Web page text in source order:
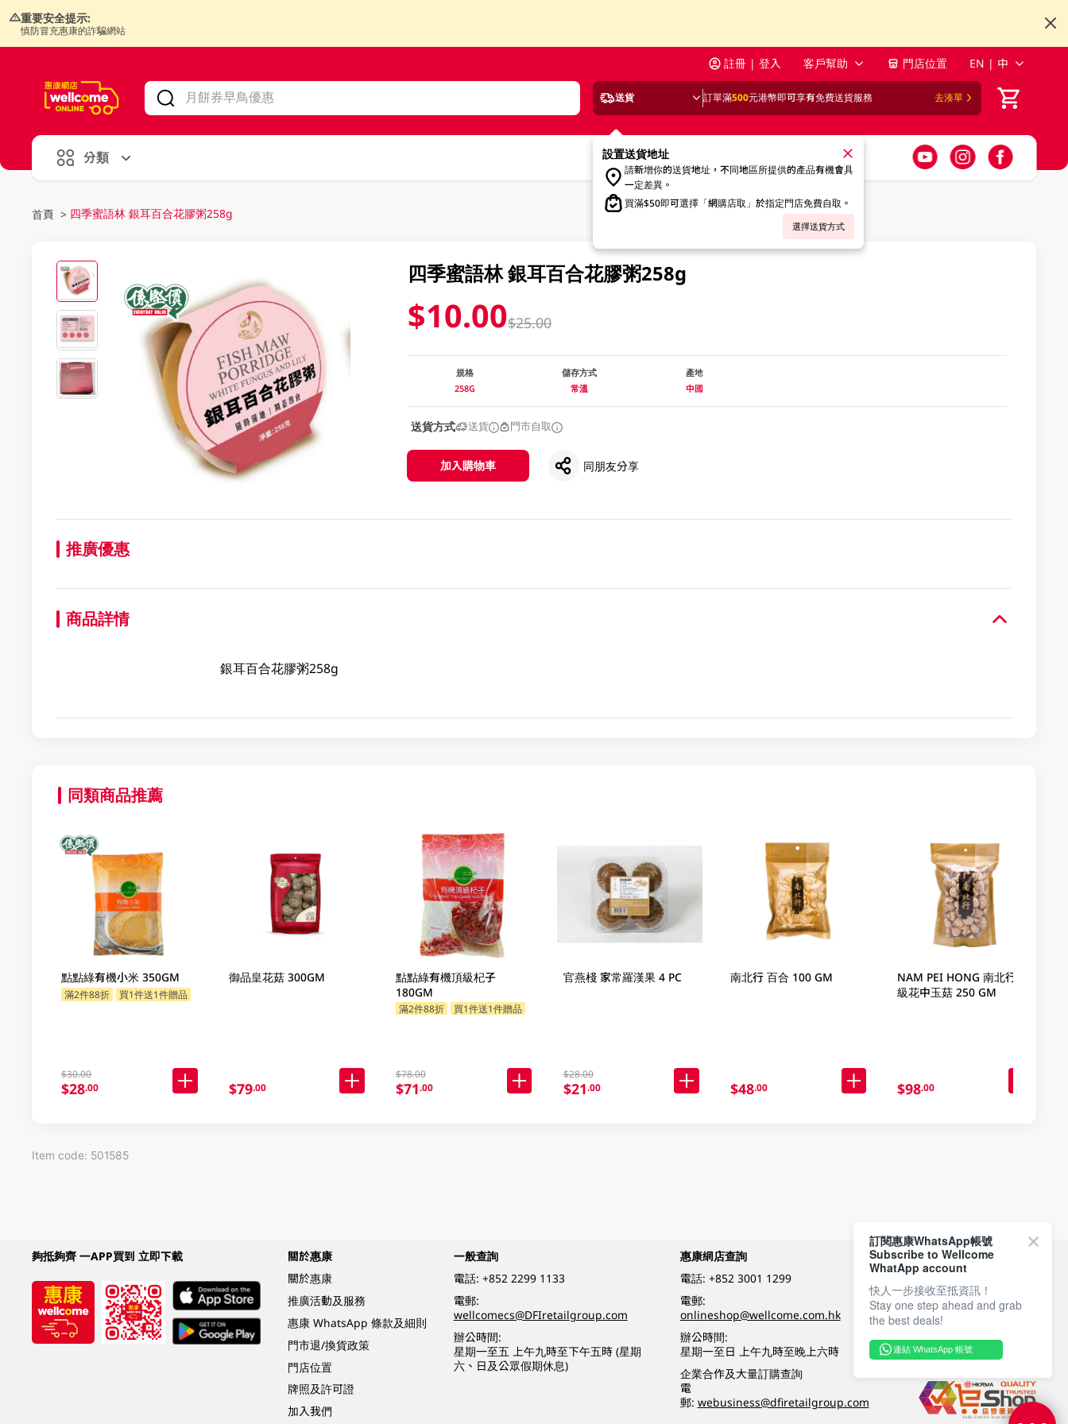
重要安全提示:
慎防冒充惠康的詐騙網站
註冊 | 登入 客戶幫助 門店位置 EN | 中
送貨 訂單滿500元港幣即可享有免費送貨服務 去湊單
設置送貨地址
請新增你的送貨地址，不同地區所提供的產品有機會具
一定差異。
買滿$50即可選擇「網購店取」於指定門店免費自取。
選擇送貨方式
分類
首頁 > 四季蜜語林 銀耳百合花膠粥258g
四季蜜語林 銀耳百合花膠粥258g
$10.00$25.00
規格
258G
儲存方式
常溫
產地
中國
送貨方式 送貨 門市自取
加入購物車 同朋友分享
推廣優惠
商品詳情
銀耳百合花膠粥258g
同類商品推薦
點點綠有機小米 350GM
滿2件88折 買1件送1件贈品
$30.00
$28.00
御品皇花菇 300GM
$79.00
點點綠有機頂級杞子
180GM
滿2件88折 買1件送1件贈品
$78.00
$71.00
官燕棧 家常羅漢果 4 PC
$28.00
$21.00
南北行 百合 100 GM
$48.00
NAM PEI HONG 南北行 一
級花中玉菇 250 GM
$98.00
Item code: 501585
夠抵夠齊 一APP買到 立即下載
關於惠康
關於惠康
推廣活動及服務
惠康 WhatsApp 條款及細則
門市退/換貨政策
門店位置
牌照及許可證
加入我們
一般查詢
電話: +852 2299 1133
電郵:
wellcomecs@DFIretailgroup.com
辦公時間:
星期一至五 上午九時至下午五時 (星期
六、日及公眾假期休息)
惠康網店查詢
電話: +852 3001 1299
電郵:
onlineshop@wellcome.com.hk
辦公時間:
星期一至日 上午九時至晚上六時
企業合作及大量訂購查詢
電
郵: webusiness@dfiretailgroup.com
付款方式
關注我們
訂閱惠康WhatsApp帳號
Subscribe to Wellcome
WhatApp account
快人一步接收至抵資訊！
Stay one step ahead and grab
the best deals!
連結 WhatsApp 帳號